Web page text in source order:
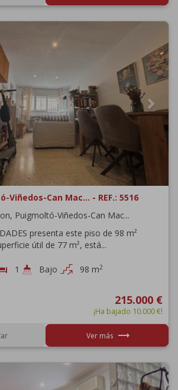
Next
Viñedos-Can Mac... - REF.: 5516
Puigmoltó-Viñedos-Can Mac...
presenta este piso de 98 m²
útil de 77 m², está...
1 Bajo 98 m2
215.000 €
¡Ha bajado 10.000 €!
Ver más trending_flat
Next